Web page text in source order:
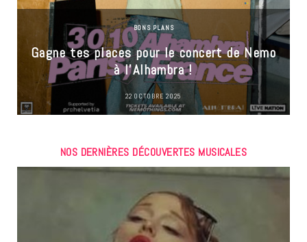
BONS PLANS
Gagne tes places pour le concert de Nemo
à l’Alhambra !
22 OCTOBRE 2025
NOS DERNIÈRES DÉCOUVERTES MUSICALES